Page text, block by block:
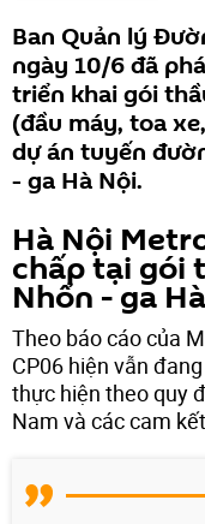
Ban Quản lý
ngày 10/6 đã
triển khai gói
(đầu máy, toa
dự án tuyến
- ga Hà Nội.
Hà Nội
chấp tại gói
Nhổn - ga
Theo báo cáo của
CP06 hiện vẫn
thực hiện theo quy
Nam và các cam